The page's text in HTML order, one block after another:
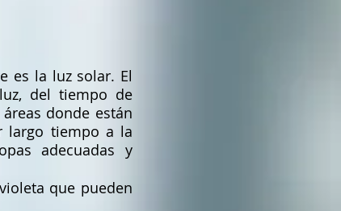
es la luz solar. El
del tiempo de
donde están
largo tiempo a la
adecuadas y
que pueden